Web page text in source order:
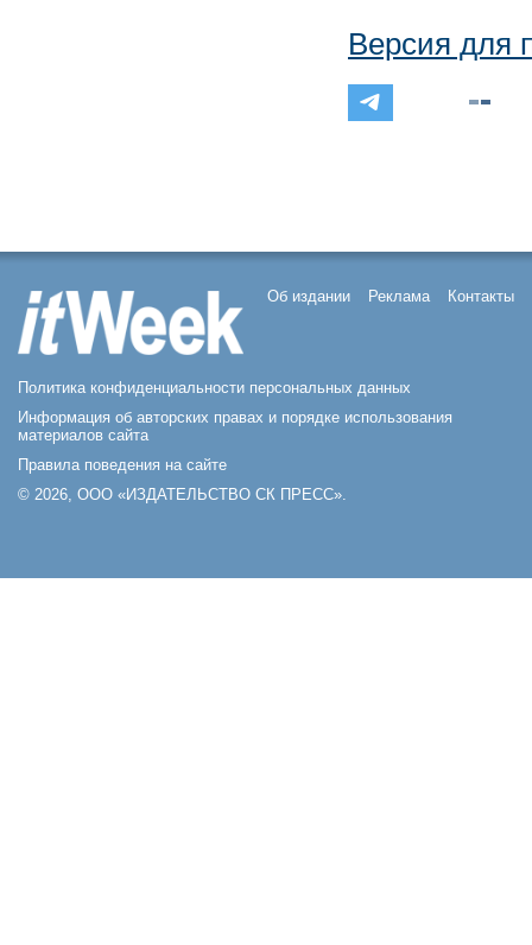
Версия для
Об издании Реклама Контакты
Политика конфиденциальности персональных данных
Информация об авторских правах и порядке использования
материалов сайта
Правила поведения на сайте
© 2026, ООО «ИЗДАТЕЛЬСТВО СК ПРЕСС».